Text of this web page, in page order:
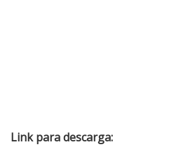
Link para descarga: